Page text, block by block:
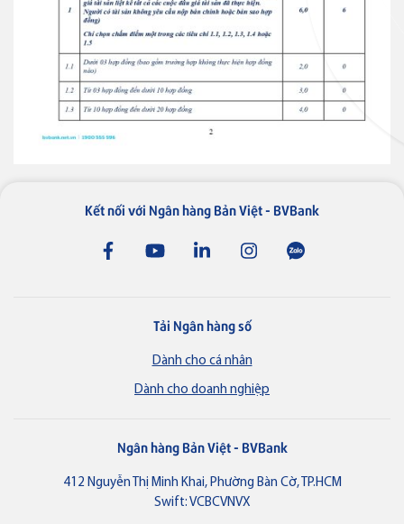
Kết nối với Ngân hàng Bản Việt - BVBank
Tải Ngân hàng số
Dành cho cá nhân
Dành cho doanh nghiệp
Ngân hàng Bản Việt - BVBank
412 Nguyễn Thị Minh Khai, Phường Bàn Cờ, TP.HCM
Swift: VCBCVNVX